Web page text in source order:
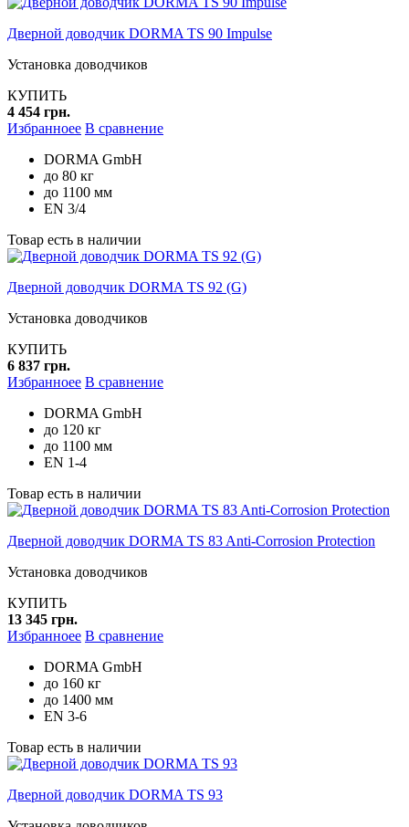
Дверной доводчик DORMA TS 90 Impulse
Установка доводчиков
КУПИТЬ
4 454 грн.
Избранноее В сравнение
DORMA GmbH
до 80 кг
до 1100 мм
EN 3/4
Товар есть в наличии
Дверной доводчик DORMA TS 92 (G)
Установка доводчиков
КУПИТЬ
6 837 грн.
Избранноее В сравнение
DORMA GmbH
до 120 кг
до 1100 мм
EN 1-4
Товар есть в наличии
Дверной доводчик DORMA TS 83 Anti-Corrosion Protection
Установка доводчиков
КУПИТЬ
13 345 грн.
Избранноее В сравнение
DORMA GmbH
до 160 кг
до 1400 мм
EN 3-6
Товар есть в наличии
Дверной доводчик DORMA TS 93